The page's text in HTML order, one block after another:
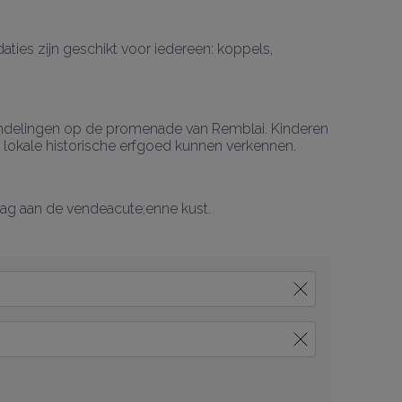
zijn geschikt voor iedereen: koppels,
op de promenade van Remblai. Kinderen
historische erfgoed kunnen verkennen.
aan de vendeacute;enne kust.